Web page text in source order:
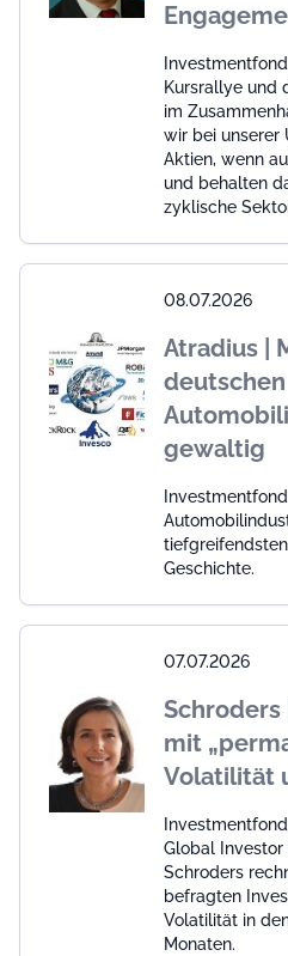
Kursrallye und
im
wir bei unserer
Aktien, wenn
und behalten
zyklische
08.07.2026
Atradius |
deutschen
gewaltig
Geschichte.
07.07.2026
Schroders
mit
Volatilität
Global
Schroders
befragten
Volatilität in
Monaten.